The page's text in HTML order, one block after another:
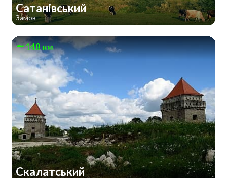
Сатанівський
Замок
148 км
Скалатський